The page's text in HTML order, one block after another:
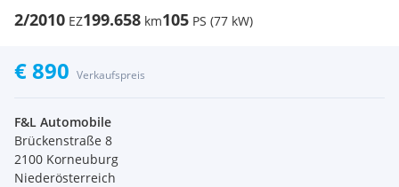
2/2010 EZ199.658 km105 PS (77 kW)
€ 890 Verkaufspreis
F&L Automobile
Brückenstraße 8
2100 Korneuburg
Niederösterreich